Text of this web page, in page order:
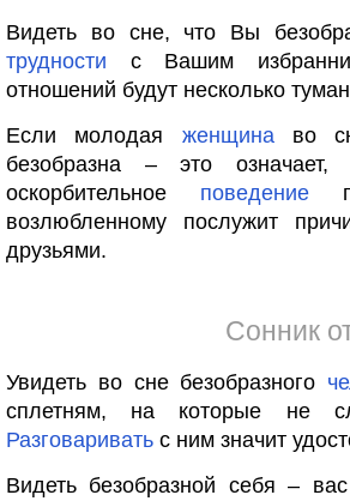
Видеть во сне, что Вы
трудности с Вашим
отношений будут несколько
Если молодая женщинаво
безобразна – это
оскорбительное поведение
возлюбленному послужит
друзьями.
Сонник
Увидеть во сне безобразного
сплетням, на которые не
Разговаривать с ним значит
Видеть безобразной себя –